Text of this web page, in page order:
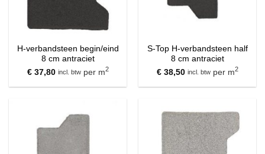
H-verbandsteen begin/eind
8 cm antraciet
€37,80 incl. btwper m2
S-Top H-verbandsteen half
8 cm antraciet
€38,50 incl. btwper m2